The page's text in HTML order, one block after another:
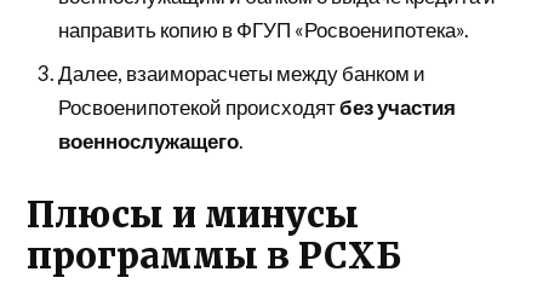
направить копию в ФГУП «Росвоенипотека».
Далее, взаиморасчеты между банком и
Росвоенипотекой происходятбез участия
военнослужащего.
Плюсы и минусы
программы в РСХБ